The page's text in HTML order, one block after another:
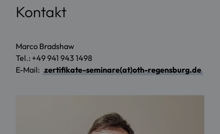
Kontakt
Marco Bradshaw
Tel.: +49 941 943 1498
E-Mail: zertifikate-seminare(at)oth-regensburg.de